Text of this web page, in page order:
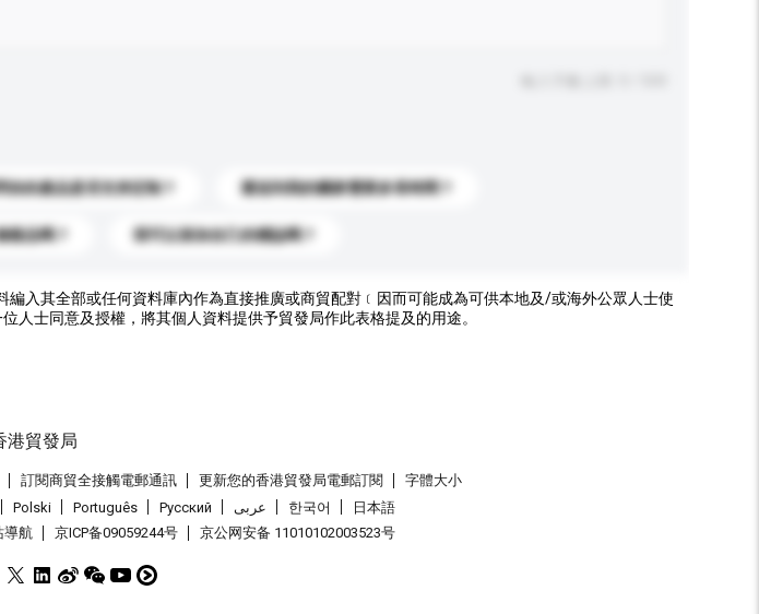
你的產品是否支持定制？ 運送到我的國家需要多長時間？
樣品嗎？ 我可以添加自己的標誌嗎？
編入其全部或任何資料庫內作為直接推廣或商貿配對﹝因而可能成為可供本地及/或海外公眾人士使
人士同意及授權，將其個人資料提供予貿發局作此表格提及的用途。
訂閱商貿全接觸電郵通訊 更新您的香港貿發局電郵訂閱
字體大小
Polski Português Pусский عربى 한국어
日本語
導航 京ICP备09059244号 京公网安备 11010102003523号